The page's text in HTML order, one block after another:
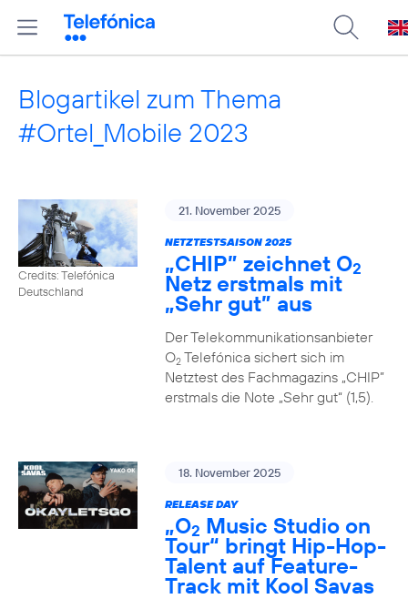
Blogartikel zum Thema
#Ortel_Mobile 2023
Credits: Telefónica
Deutschland
21. November 2025
NETZTESTSAISON 2025
„CHIP” zeichnet O2
Netz erstmals mit
„Sehr gut” aus
Der Telekommunikationsanbieter
O2Telefónica sichert sich im
Netztest des Fachmagazins „CHIP”
erstmals die Note „Sehr gut“ (1,5).
18. November 2025
RELEASE DAY
„O2 Music Studio on
Tour“ bringt Hip-Hop-
Talent auf Feature-
Track mit Kool Savas